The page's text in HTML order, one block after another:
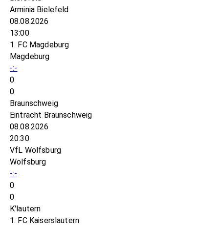
Arminia Bielefeld
08.08.2026
13:00
1. FC Magdeburg
Magdeburg
-:-
0
0
Braunschweig
Eintracht Braunschweig
08.08.2026
20:30
VfL Wolfsburg
Wolfsburg
-:-
0
0
K'lautern
1. FC Kaiserslautern